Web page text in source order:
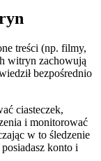
treści (np. filmy,
witryn zachowują
bezpośrednio
ciasteczek,
i monitorować
w to śledzenie
konto i